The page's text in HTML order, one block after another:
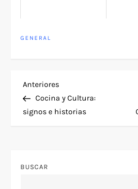
GENERAL
N
a
Entrada
anterior
Anteriores
Cocina y Cultura:
signos e historias
BUSCAR